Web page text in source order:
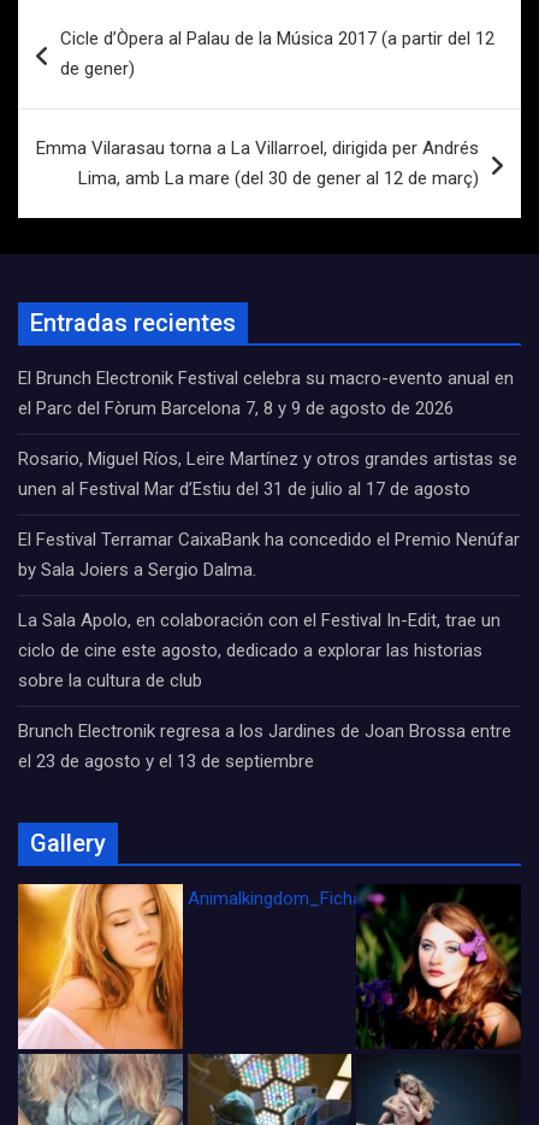
de
Cicle d’Òpera al Palau de la Música 2017 (a partir del 12
de gener)
Emma Vilarasau torna a La Villarroel, dirigida per Andrés
Lima, amb La mare (del 30 de gener al 12 de març)
Entradas recientes
El Brunch Electronik Festival celebra su macro-evento anual en
el Parc del Fòrum Barcelona 7, 8 y 9 de agosto de 2026
Rosario, Miguel Ríos, Leire Martínez y otros grandes artistas se
unen al Festival Mar d’Estiu del 31 de julio al 17 de agosto
El Festival Terramar CaixaBank ha concedido el Premio Nenúfar
by Sala Joiers a Sergio Dalma.
La Sala Apolo, en colaboración con el Festival In-Edit, trae un
ciclo de cine este agosto, dedicado a explorar las historias
sobre la cultura de club
Brunch Electronik regresa a los Jardines de Joan Brossa entre
el 23 de agosto y el 13 de septiembre
Gallery
Animalkingdom_FichaCine